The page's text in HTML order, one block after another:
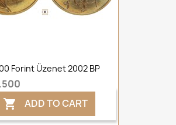
Forint Üzenet 2002 BP
 ADD TO CART